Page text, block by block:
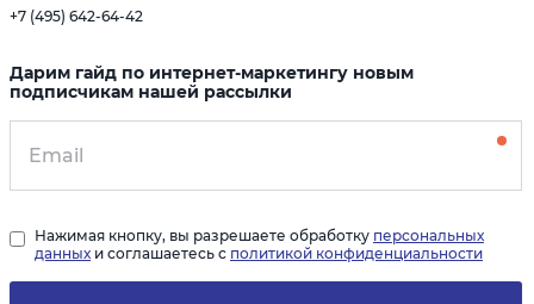
+7 (495) 642-64-42
Дарим гайд по интернет-маркетингу новым
подписчикам нашей рассылки
Нажимая кнопку, вы разрешаете обработку персональных
данных и соглашаетесь с политикой конфиденциальности